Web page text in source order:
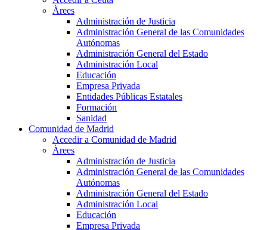
Àrees
Administración de Justicia
Administración General de las Comunidades
Autónomas
Administración General del Estado
Administración Local
Educación
Empresa Privada
Entidades Públicas Estatales
Formación
Sanidad
Comunidad de Madrid
Accedir a Comunidad de Madrid
Àrees
Administración de Justicia
Administración General de las Comunidades
Autónomas
Administración General del Estado
Administración Local
Educación
Empresa Privada